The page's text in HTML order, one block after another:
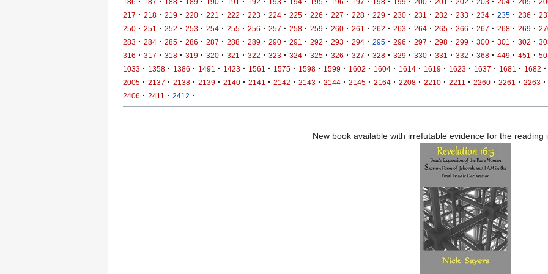
217 · 218 · 219 · 220 · 221 · 222 · 223 · 224 · 225 · 226 · 227 · 228 · 229 · 230 · 231 · 232 · 233 · 234 · 235 · 236 ·
250 · 251 · 252 · 253 · 254 · 255 · 256 · 257 · 258 · 259 · 260 · 261 · 262 · 263 · 264 · 265 · 266 · 267 · 268 · 269 ·
283 · 284 · 285 · 286 · 287 · 288 · 289 · 290 · 291 · 292 · 293 · 294 · 295 · 296 · 297 · 298 · 299 · 300 · 301 · 302 ·
316 · 317 · 318 · 319 · 320 · 321 · 322 · 323 · 324 · 325 · 326 · 327 · 328 · 329 · 330 · 331 · 332 · 368 · 449 · 451 ·
1033 · 1358 · 1386 · 1491 · 1423 · 1561 · 1575 · 1598 · 1599 · 1602 · 1604 · 1614 · 1619 · 1623 · 1637 · 1681 · 1682 ·
2005 · 2137 · 2138 · 2139 · 2140 · 2141 · 2142 · 2143 · 2144 · 2145 · 2164 · 2208 · 2210 · 2211 · 2260 · 2261 · 2263 ·
2406 · 2411 · 2412 ·
New book available with irrefutable evidence for the reading